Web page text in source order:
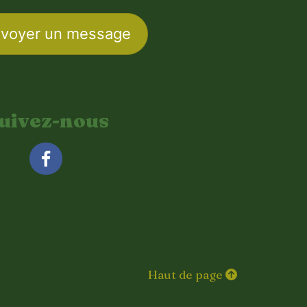
un message
nous
Haut de page